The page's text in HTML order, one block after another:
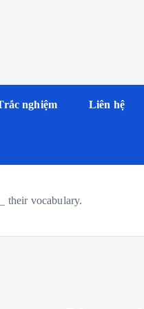
nghiệm Liên hệ
their vocabulary.